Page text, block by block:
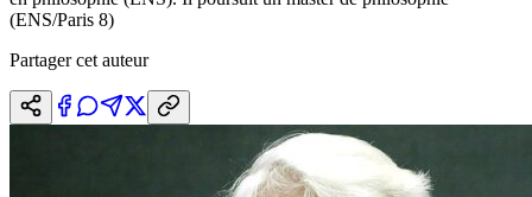
(ENS/Paris 8)
Partager cet auteur